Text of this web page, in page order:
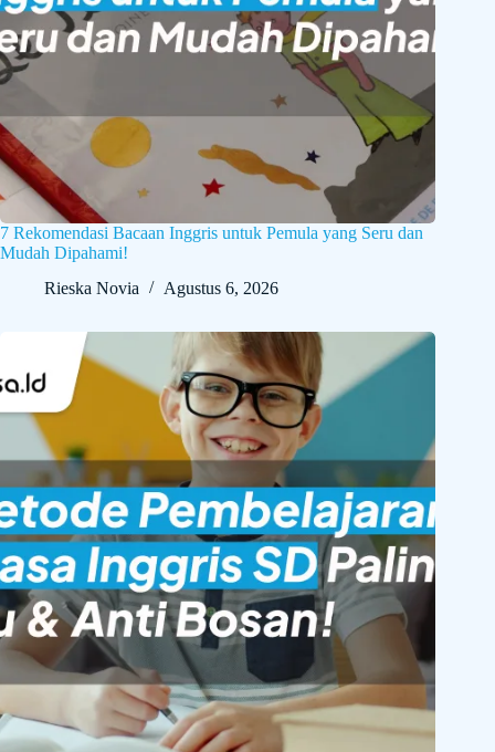
7 Rekomendasi Bacaan Inggris untuk Pemula yang Seru dan
Mudah Dipahami!
Rieska Novia
Agustus 6, 2026